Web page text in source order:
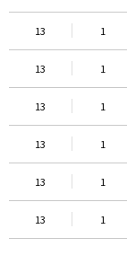
13 1
13 1
13 1
13 1
13 1
13 1